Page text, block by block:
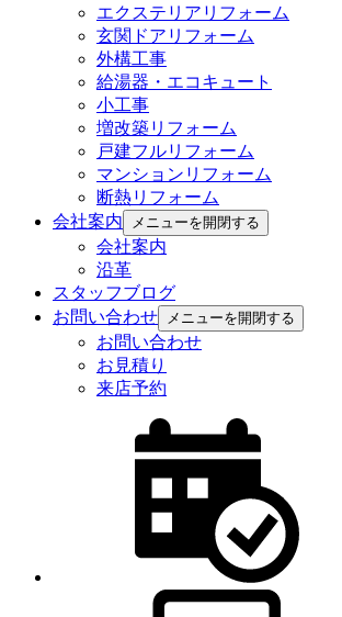
エクステリアリフォーム
玄関ドアリフォーム
外構工事
給湯器・エコキュート
小工事
増改築リフォーム
戸建フルリフォーム
マンションリフォーム
断熱リフォーム
会社案内
メニューを開閉する
会社案内
沿革
スタッフブログ
お問い合わせ
メニューを開閉する
お問い合わせ
お見積り
来店予約